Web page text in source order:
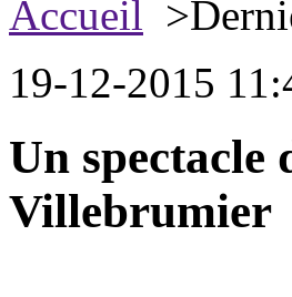
Accueil
19-12-2015
Un spectacle
Villebrumier